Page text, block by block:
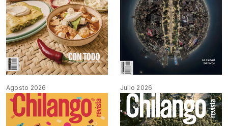
Agosto 2026 Julio 2026